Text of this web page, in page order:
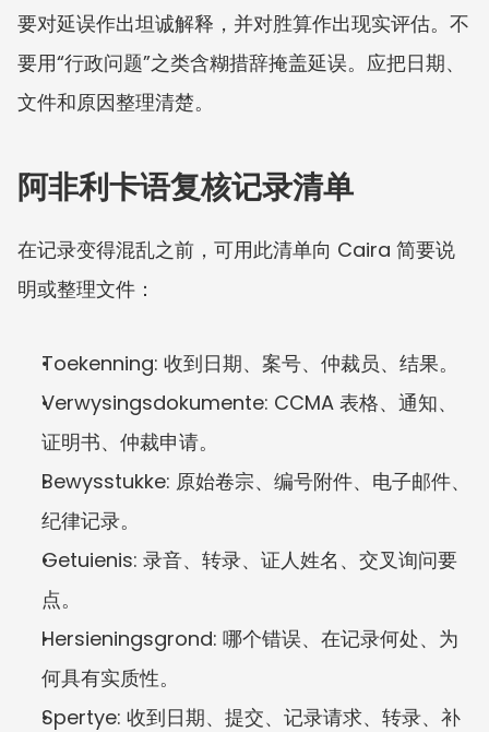
要对延误作出坦诚解释，并对胜算作出现实评估。不
要用“行政问题”之类含糊措辞掩盖延误。应把日期、
文件和原因整理清楚。
阿非利卡语复核记录清单
在记录变得混乱之前，可用此清单向 Caira 简要说
明或整理文件：
Toekenning: 收到日期、案号、仲裁员、结果。
Verwysingsdokumente: CCMA 表格、通知、
证明书、仲裁申请。
Bewysstukke: 原始卷宗、编号附件、电子邮件、
纪律记录。
Getuienis: 录音、转录、证人姓名、交叉询问要
点。
Hersieningsgrond: 哪个错误、在记录何处、为
何具有实质性。
Spertye: 收到日期、提交、记录请求、转录、补